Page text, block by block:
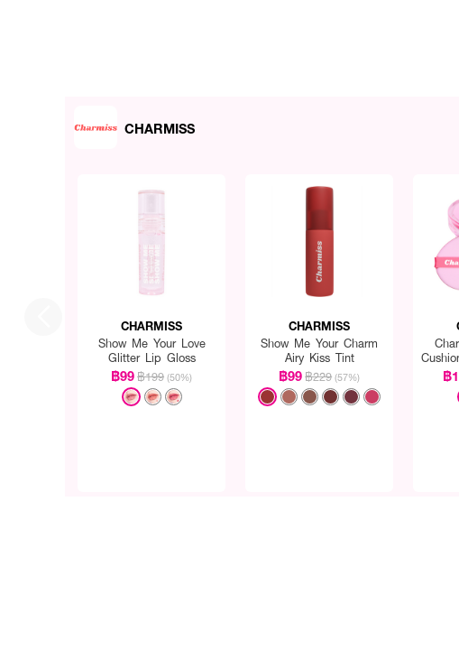
CHARMISS
CHARMISS
Show Me Your Love
Glitter Lip Gloss
฿99฿199 (50%)
CHARMISS
Show Me Your Charm
Airy Kiss Tint
฿99฿229 (57%) ฿